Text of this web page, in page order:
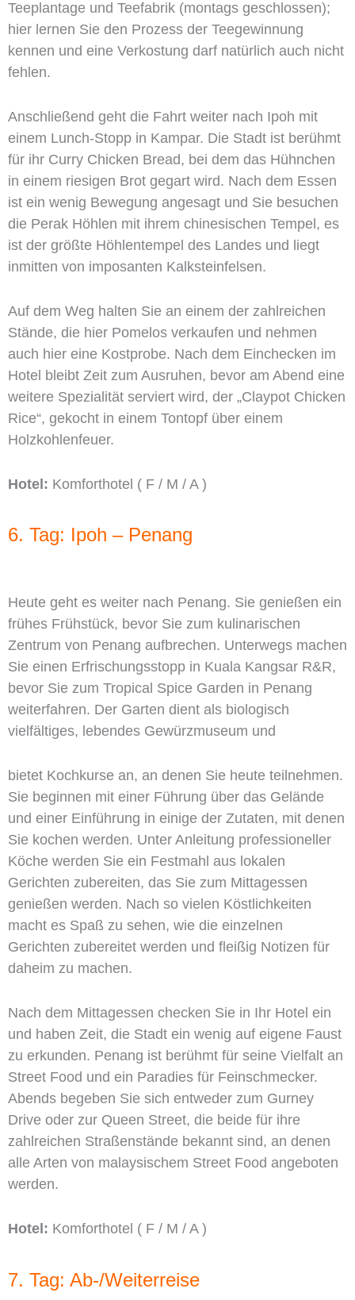
Teeplantage und Teefabrik (montags geschlossen);
hier lernen Sie den Prozess der Teegewinnung
kennen und eine Verkostung darf natürlich auch nicht
fehlen.
Anschließend geht die Fahrt weiter nach Ipoh mit
einem Lunch-Stopp in Kampar. Die Stadt ist berühmt
für ihr Curry Chicken Bread, bei dem das Hühnchen
in einem riesigen Brot gegart wird. Nach dem Essen
ist ein wenig Bewegung angesagt und Sie besuchen
die Perak Höhlen mit ihrem chinesischen Tempel, es
ist der größte Höhlentempel des Landes und liegt
inmitten von imposanten Kalksteinfelsen.
Auf dem Weg halten Sie an einem der zahlreichen
Stände, die hier Pomelos verkaufen und nehmen
auch hier eine Kostprobe. Nach dem Einchecken im
Hotel bleibt Zeit zum Ausruhen, bevor am Abend eine
weitere Spezialität serviert wird, der „Claypot Chicken
Rice“, gekocht in einem Tontopf über einem
Holzkohlenfeuer.
Hotel: Komforthotel ( F / M / A )
6. Tag: Ipoh – Penang
Heute geht es weiter nach Penang. Sie genießen ein
frühes Frühstück, bevor Sie zum kulinarischen
Zentrum von Penang aufbrechen. Unterwegs machen
Sie einen Erfrischungsstopp in Kuala Kangsar R&R,
bevor Sie zum Tropical Spice Garden in Penang
weiterfahren. Der Garten dient als biologisch
vielfältiges, lebendes Gewürzmuseum und
bietet Kochkurse an, an denen Sie heute teilnehmen.
Sie beginnen mit einer Führung über das Gelände
und einer Einführung in einige der Zutaten, mit denen
Sie kochen werden. Unter Anleitung professioneller
Köche werden Sie ein Festmahl aus lokalen
Gerichten zubereiten, das Sie zum Mittagessen
genießen werden. Nach so vielen Köstlichkeiten
macht es Spaß zu sehen, wie die einzelnen
Gerichten zubereitet werden und fleißig Notizen für
daheim zu machen.
Nach dem Mittagessen checken Sie in Ihr Hotel ein
und haben Zeit, die Stadt ein wenig auf eigene Faust
zu erkunden. Penang ist berühmt für seine Vielfalt an
Street Food und ein Paradies für Feinschmecker.
Abends begeben Sie sich entweder zum Gurney
Drive oder zur Queen Street, die beide für ihre
zahlreichen Straßenstände bekannt sind, an denen
alle Arten von malaysischem Street Food angeboten
werden.
Hotel: Komforthotel ( F / M / A )
7. Tag: Ab-/Weiterreise